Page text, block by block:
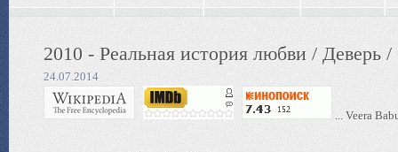
2010 - Реальная история любви / Деверь
24.07.2014
... Veera